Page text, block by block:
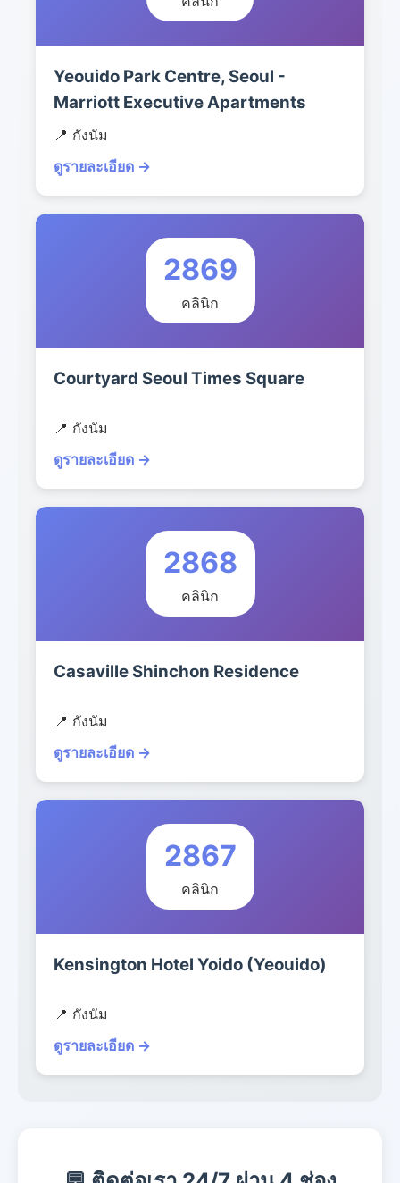
Yeouido Park Centre, Seoul -
Marriott Executive Apartments
📍 กังนัม
ดูรายละเอียด →
2869
คลินิก
Courtyard Seoul Times Square
📍 กังนัม
ดูรายละเอียด →
2868
คลินิก
Casaville Shinchon Residence
📍 กังนัม
ดูรายละเอียด →
2867
คลินิก
Kensington Hotel Yoido (Yeouido)
📍 กังนัม
ดูรายละเอียด →